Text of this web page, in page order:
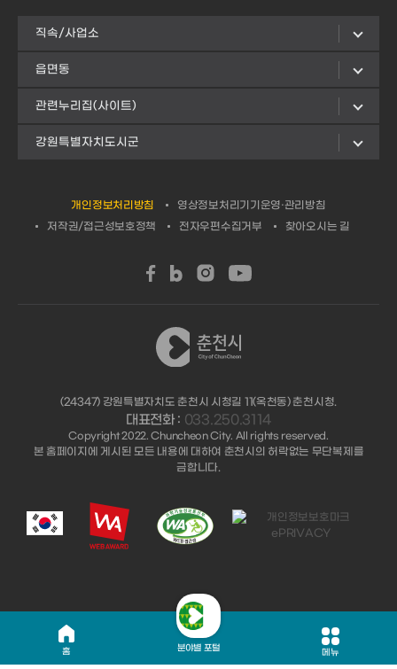
홈 분야별 포털 메뉴
직속/사업소
읍면동
관련누리집(사이트)
강원특별자치도시군
개인정보처리방침
영상정보처리기기운영·관리방침
저작권/접근성보호정책
전자우편수집거부 찾아오시는 길
(24347) 강원특별자치도 춘천시 시청길 11(옥천동) 춘천시청.
대표전화 : 033.250.3114
Copyright 2022. Chuncheon City. All rights reserved.
본 홈페이지에 게시된 모든 내용에 대하여 춘천시의 허락없는 무단복제를
금합니다.